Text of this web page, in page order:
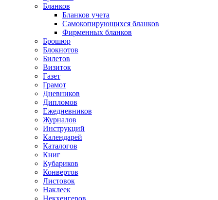
Бланков
Бланков учета
Самокопирующихся бланков
Фирменных бланков
Брошюр
Блокнотов
Билетов
Визиток
Газет
Грамот
Дневников
Дипломов
Ежедневников
Журналов
Инструкций
Календарей
Каталогов
Книг
Кубариков
Конвертов
Листовок
Наклеек
Некхенгеров